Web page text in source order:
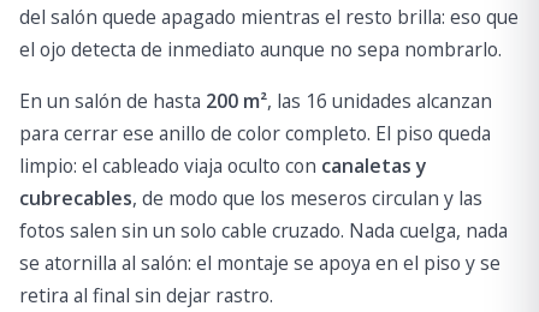
del salón quede apagado mientras el resto brilla: eso que
el ojo detecta de inmediato aunque no sepa nombrarlo.
En un salón de hasta 200 m², las 16 unidades alcanzan
para cerrar ese anillo de color completo. El piso queda
limpio: el cableado viaja oculto con canaletas y
cubrecables, de modo que los meseros circulan y las
fotos salen sin un solo cable cruzado. Nada cuelga, nada
se atornilla al salón: el montaje se apoya en el piso y se
retira al final sin dejar rastro.